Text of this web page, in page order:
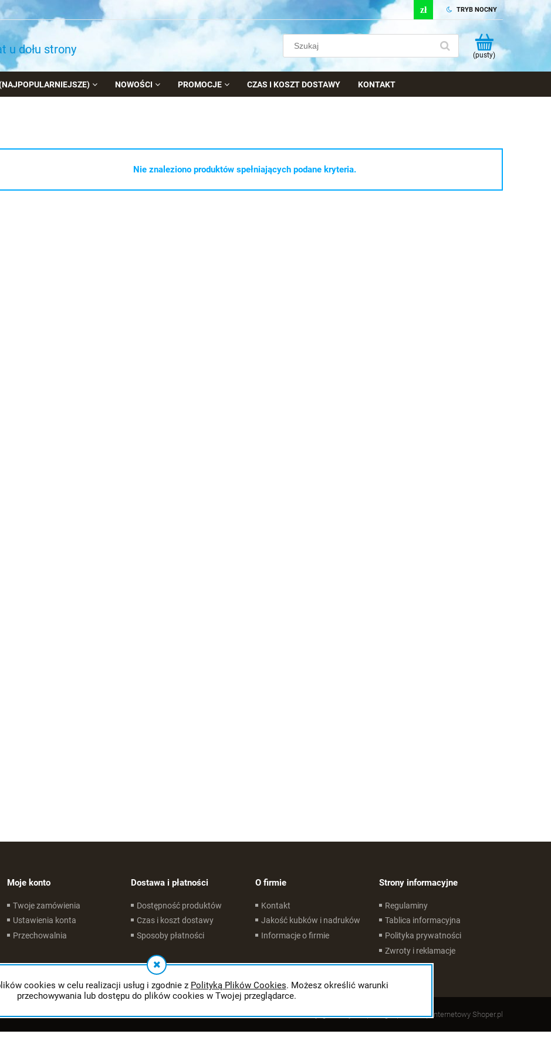
cookies w celu realizacji usług i zgodnie z Polityką Plików Cookies. Możesz określić warunki
przechowywania lub dostępu do plików cookies w Twojej przeglądarce.
TRYB NOCNY
u dołu strony (pusty)
NOWOŚCI PROMOCJE CZAS I KOSZT DOSTAWY KONTAKT
Nie znaleziono produktów spełniających podane kryteria.
Moje konto
Twoje zamówienia
Ustawienia konta
Przechowalnia
Dostawa i płatności
Dostępność produktów
Czas i koszt dostawy
Sposoby płatności
O firmie
Kontakt
Jakość kubków i nadruków
Informacje o firmie
Strony informacyjne
Regulaminy
Tablica informacyjna
Polityka prywatności
Zwroty i reklamacje
Styl graficzny ShopGadget.pl Sklep internetowy Shoper.pl